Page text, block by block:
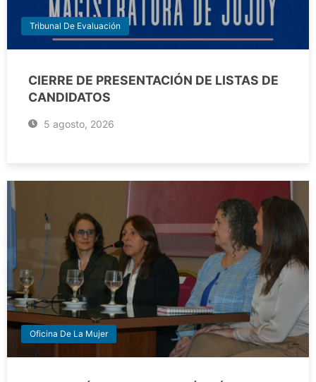
Tribunal De Evaluación
CIERRE DE PRESENTACIÓN DE LISTAS DE
CANDIDATOS
5 agosto, 2026
Oficina De La Mujer